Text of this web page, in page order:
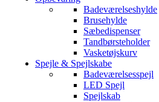
Badeværelseshylde
Brusehylde
Sæbedispenser
Tandbørsteholder
Vasketøjskurv
Spejle & Spejlskabe
Badeværelsesspejl
LED Spejl
Spejlskab